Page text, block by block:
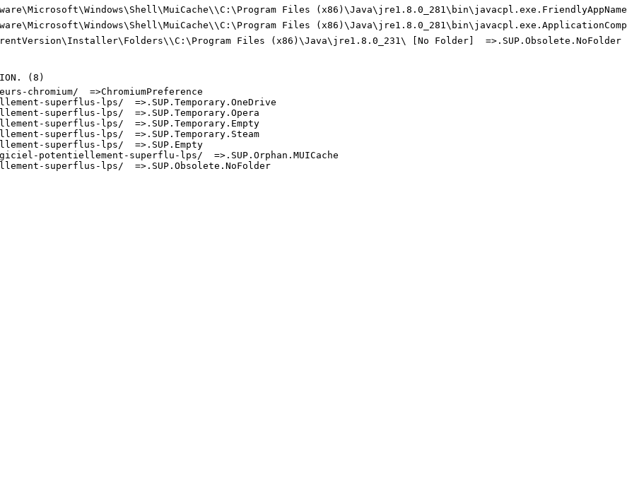
Files
Files
Files (x86)\Java\jre1.8.0_231\ [No Folder]  =>.SUP.Obsolete.NoFolder
(8)
chromium/  =>ChromiumPreference
superflus-lps/  =>.SUP.Temporary.OneDrive
superflus-lps/  =>.SUP.Temporary.Opera
superflus-lps/  =>.SUP.Temporary.Empty
superflus-lps/  =>.SUP.Temporary.Steam
superflus-lps/  =>.SUP.Empty
potentiellement-superflu-lps/  =>.SUP.Orphan.MUICache
superflus-lps/  =>.SUP.Obsolete.NoFolder